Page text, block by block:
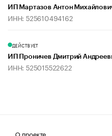
ИП Мартазов Антон
ИНН: 525610494162
ДЕЙСТВУЕТ
ИП Проничев Дмитрий
ИНН: 525015522622
О проекте